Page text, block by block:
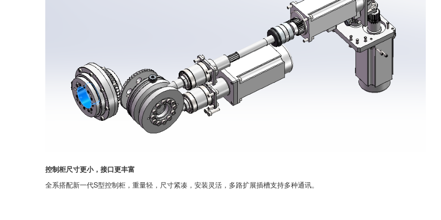
控制柜尺寸更小，接口更丰富
全系搭配新一代S型控制柜，重量轻，尺寸紧凑，安装灵活，多路扩展插槽支持多种通讯。